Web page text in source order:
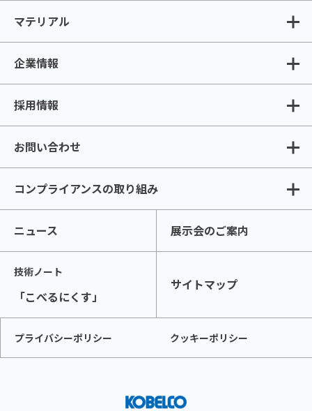
マテリアル
企業情報
採用情報
お問い合わせ
コンプライアンスの取り組み
ニュース 展示会のご案内
技術ノート
「こべるにくす」
サイトマップ
プライバシーポリシー クッキーポリシー